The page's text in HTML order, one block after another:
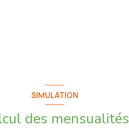
SIMULATION
des mensualités